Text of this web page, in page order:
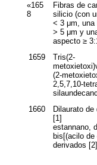
«165
8
Fibras de
silicio (con
< 3 μm, una
> 5 μm y
aspecto ≥
1659
Tris(2-
(2-
2,5,7,10-
1660
Dilaurato
[1]
estannano,
bis[(acilo de
derivados [2]